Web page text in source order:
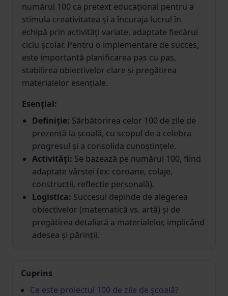
numărul 100 ca pretext educațional pentru a
stimula creativitatea și a încuraja lucrul în
echipă prin activități variate, adaptate fiecărui
ciclu școlar. Pentru o implementare de succes,
este importantă planificarea pas cu pas,
stabilirea obiectivelor clare și pregătirea
materialelor esențiale.
Esențial:
Definiție: Sărbătorirea celor 100 de zile de
prezență la școală, cu scopul de a celebra
progresul și a consolida cunoștințele.
Activități: Se bazează pe numărul 100, fiind
adaptate vârstei (ex: coroane, colaje,
construcții, reflecție personală).
Logistica: Succesul depinde de alegerea
obiectivelor (matematică vs. artă) și de
pregătirea detaliată a materialelor, implicând
adesea și părinții.
Cuprins
Ce este proiectul 100 de zile de școală?